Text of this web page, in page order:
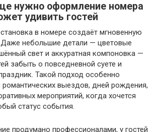
нужно оформление номера
удивить гостей
в номере создаёт мгновенную
Даже небольшие детали — цветовые
свет и аккуратная компоновка —
забыть о повседневной суете и
Такой подход особенно
выездов, дней рождения,
мероприятий, когда хочется
статус события.
продумано профессионалами, у гостей